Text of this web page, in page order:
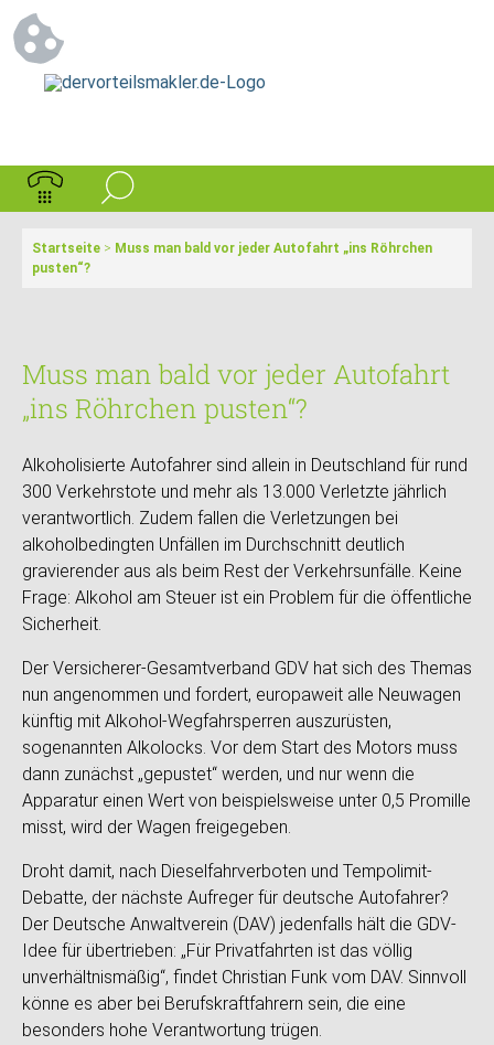
Startseite > Muss man bald vor jeder Autofahrt „ins Röhrchen
pusten“?
Muss man bald vor jeder Autofahrt
„ins Röhrchen pusten“?
Alkoholisierte Autofahrer sind allein in Deutschland für rund
300 Verkehrstote und mehr als 13.000 Verletzte jährlich
verantwortlich. Zudem fallen die Verletzungen bei
alkoholbedingten Unfällen im Durchschnitt deutlich
gravierender aus als beim Rest der Verkehrsunfälle. Keine
Frage: Alkohol am Steuer ist ein Problem für die öffentliche
Sicherheit.
Der Versicherer-Gesamtverband GDV hat sich des Themas
nun angenommen und fordert, europaweit alle Neuwagen
künftig mit Alkohol-Wegfahrsperren auszurüsten,
sogenannten Alkolocks. Vor dem Start des Motors muss
dann zunächst „gepustet“ werden, und nur wenn die
Apparatur einen Wert von beispielsweise unter 0,5 Promille
misst, wird der Wagen freigegeben.
Droht damit, nach Dieselfahrverboten und Tempolimit-
Debatte, der nächste Aufreger für deutsche Autofahrer?
Der Deutsche Anwaltverein (DAV) jedenfalls hält die GDV-
Idee für übertrieben: „Für Privatfahrten ist das völlig
unverhältnismäßig“, findet Christian Funk vom DAV. Sinnvoll
könne es aber bei Berufskraftfahrern sein, die eine
besonders hohe Verantwortung trügen.